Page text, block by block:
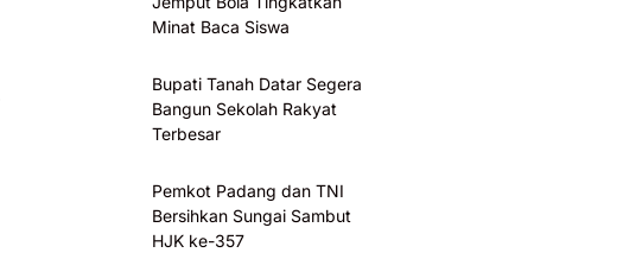
Minat Baca Siswa
Bupati Tanah Datar Segera
Bangun Sekolah Rakyat
Terbesar
Pemkot Padang dan TNI
Bersihkan Sungai Sambut
HJK ke-357